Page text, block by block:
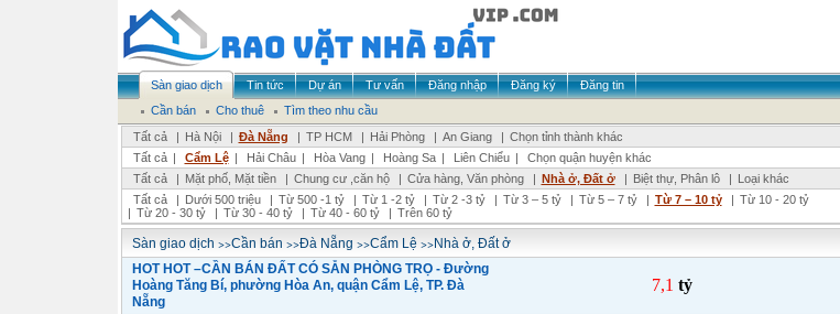
Sàn giao dịch Tin tức Dự án Tư vấn Đăng nhập Đăng ký
Đăng tin
Cần bán
Cho thuê
Tìm theo nhu cầu
Tất cả
| Hà Nội | Đà Nẵng | TP HCM | Hải Phòng | An Giang | Chọn tỉnh thành khác
Tất cả | Cẩm Lệ | Hải Châu | Hòa Vang | Hoàng Sa | Liên Chiểu |
Chọn quận huyện khác
Tất cả
| Mặt phố, Mặt tiền | Chung cư ,căn hộ | Cửa hàng, Văn phòng | Nhà ở, Đất ở | Biệt thự, Phân lô | Loại khác
Tất cả
| Dưới 500 triệu | Từ 500 -1 tỷ | Từ 1 -2 tỷ | Từ 2 -3 tỷ | Từ 3 – 5 tỷ | Từ 5 – 7 tỷ | Từ 7 – 10 tỷ | Từ 10 - 20 tỷ
| Từ 20 - 30 tỷ | Từ 30 - 40 tỷ | Từ 40 - 60 tỷ | Trên 60 tỷ
Sàn giao dịch >>Cần bán >>Đà Nẵng >>Cẩm Lệ>>Nhà ở, Đất ở
HOT HOT –CẦN BÁN ĐẤT CÓ SẴN PHÒNG TRỌ - Đường
Hoàng Tăng Bí, phường Hòa An, quận Cẩm Lệ, TP. Đà
Nẵng
7,1 tỷ